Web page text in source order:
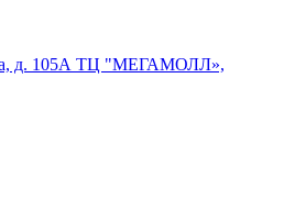
д. 105А ТЦ "МЕГАМОЛЛ»,